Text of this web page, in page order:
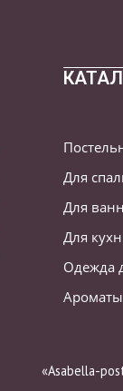
Для
Для
Для
Одежда
«Asabella-